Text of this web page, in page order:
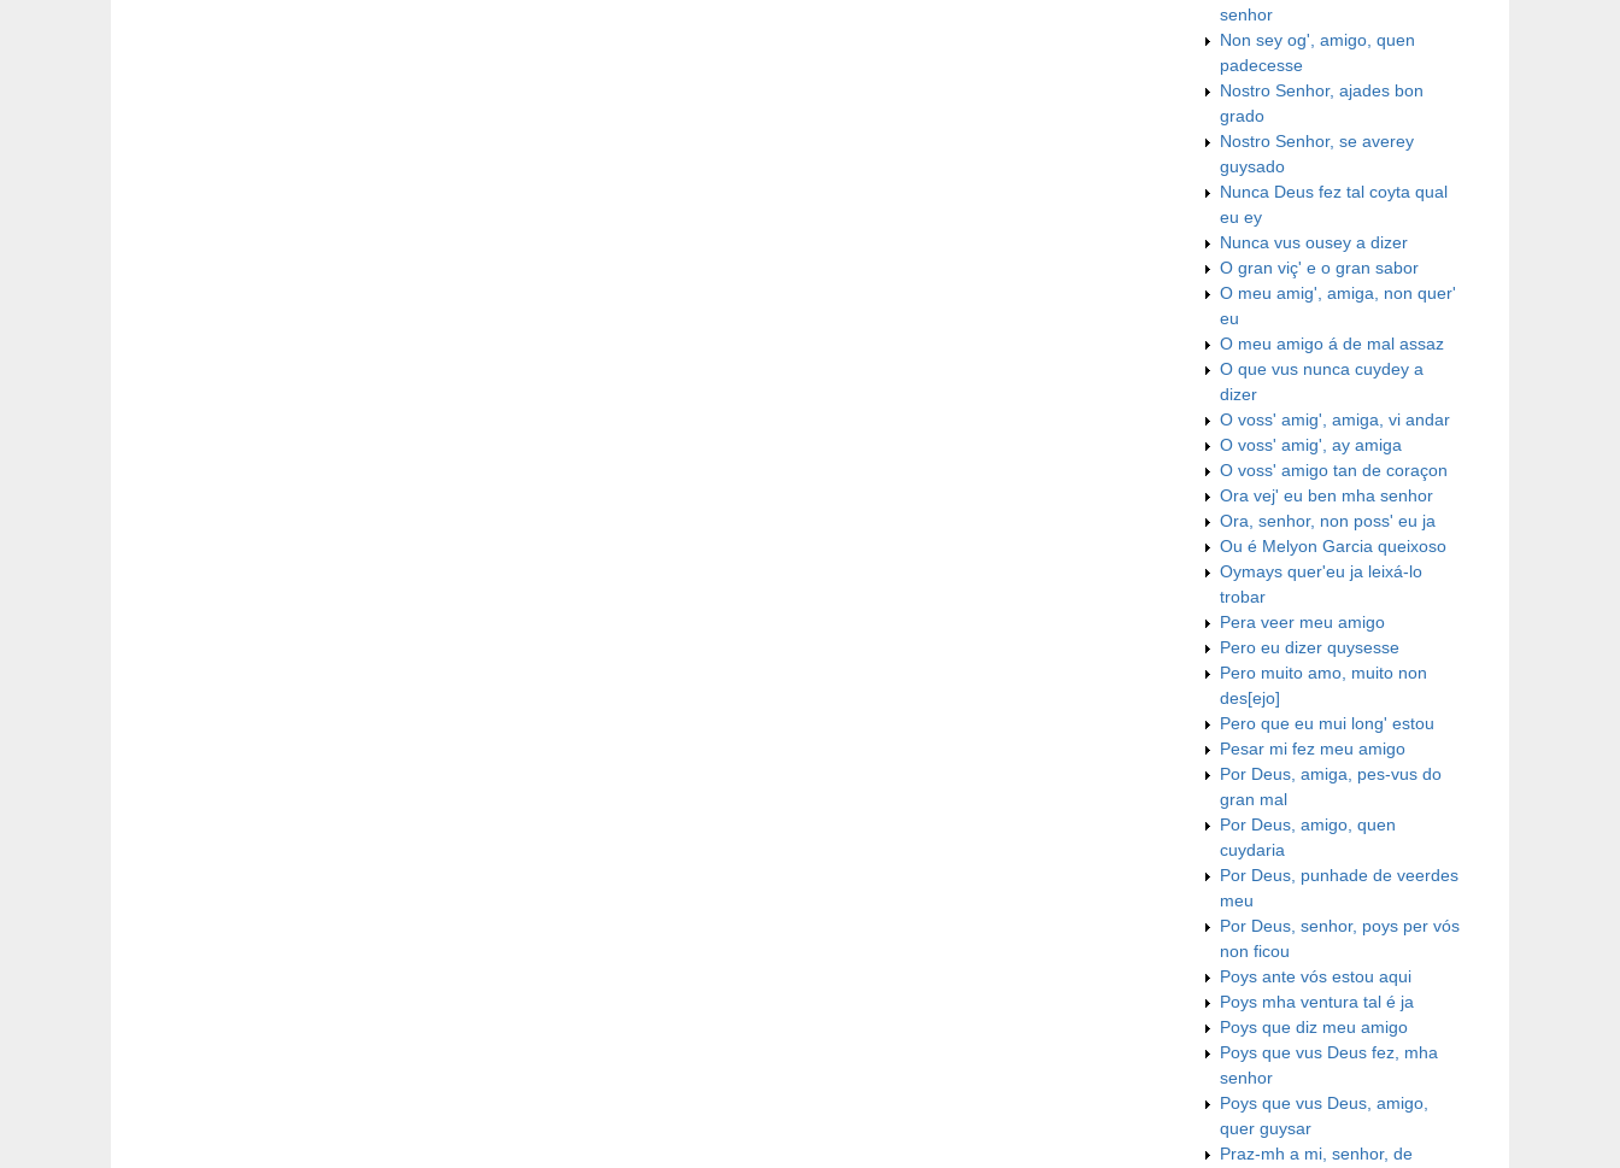
senhor
Non sey og', amigo, quen
padecesse
Nostro Senhor, ajades bon
grado
Nostro Senhor, se averey
guysado
Nunca Deus fez tal coyta qual
eu ey
Nunca vus ousey a dizer
O gran viç' e o gran sabor
O meu amig', amiga, non quer'
eu
O meu amigo á de mal assaz
O que vus nunca cuydey a
dizer
O voss' amig', amiga, vi andar
O voss' amig', ay amiga
O voss' amigo tan de coraçon
Ora vej' eu ben mha senhor
Ora, senhor, non poss' eu ja
Ou é Melyon Garcia queixoso
Oymays quer'eu ja leixá-lo
trobar
Pera veer meu amigo
Pero eu dizer quysesse
Pero muito amo, muito non
des[ejo]
Pero que eu mui long' estou
Pesar mi fez meu amigo
Por Deus, amiga, pes-vus do
gran mal
Por Deus, amigo, quen
cuydaria
Por Deus, punhade de veerdes
meu
Por Deus, senhor, poys per vós
non ficou
Poys ante vós estou aqui
Poys mha ventura tal é ja
Poys que diz meu amigo
Poys que vus Deus fez, mha
senhor
Poys que vus Deus, amigo,
quer guysar
Praz-mh a mi, senhor, de